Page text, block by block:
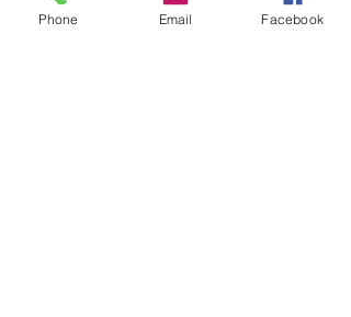
Phone Email Facebook